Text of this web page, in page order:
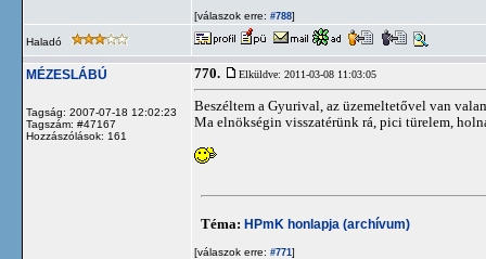
[válaszok erre: #788]
Haladó
MÉZESLÁBÚ
Tagság: 2007-07-18 12:02:23
Tagszám: #47167
Hozzászólások: 161
770. Elküldve: 2011-03-08 11:03:05
Beszéltem a Gyurival, az üzemeltetővel van
Ma elnökségin visszatérünk rá, pici türelem,
Téma: HPmK honlapja (archívum)
[válaszok erre: #771]